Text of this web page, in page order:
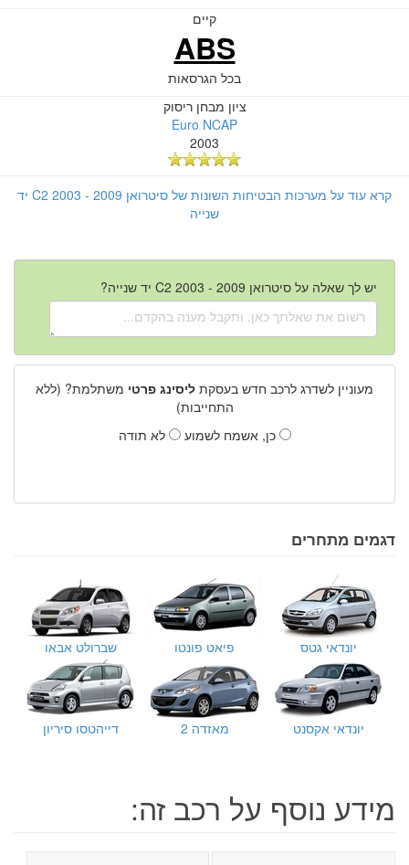
קיים
ABS
בכל הגרסאות
ציון מבחן ריסוק
Euro NCAP
2003
קרא עוד על מערכות הבטיחות השונות של סיטרואן C2 2003 - 2009 יד
שנייה
יש לך שאלה על סיטרואן C2 2003 - 2009 יד שנייה?
מעוניין לשדרג לרכב חדש בעסקת ליסינג פרטי משתלמת? (ללא
התחייבות)
כן, אשמח לשמוע
לא תודה
דגמים מתחרים
יונדאי גטס פיאט פונטו שברולט אבאו
יונדאי אקסנט מאזדה 2 דייהטסו סיריון
מידע נוסף על רכב זה: